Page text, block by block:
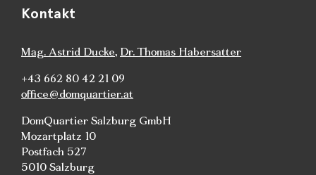
Kontakt
Mag. Astrid Ducke, Dr. Thomas Habersatter
+43 662 80 42 21 09
office@domquartier.at
DomQuartier Salzburg GmbH
Mozartplatz 10
Postfach 527
5010 Salzburg